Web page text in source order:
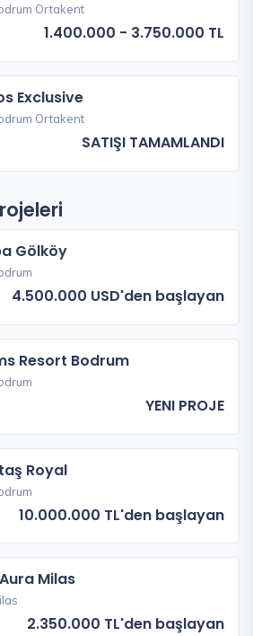
Ortakent
1.400.000 - 3.750.000 TL
Exclusive
Ortakent
SATIŞI TAMAMLANDI
Gölköy
4.500.000 USD'den başlayan
Resort Bodrum
YENI PROJE
Royal
10.000.000 TL'den başlayan
Milas
2.350.000 TL'den başlayan